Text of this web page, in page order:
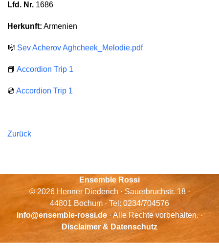
Lfd. Nr. 1686
Herkunft: Armenien
🎼 Sev Acherov Aghcheek_Melodie.pdf
📕 Accordion Trip 1
💿 Accordion Trip 1
Zurück
Ensemble Rossi
© 2026 Henner Diederich · Sauerbruchstr. 18 ·
44801 Bochum · Tel: 0234/704576
info@ensemble-rossi.de· Alle Rechte vorbehalten. ·
Disclaimer & Datenschutz